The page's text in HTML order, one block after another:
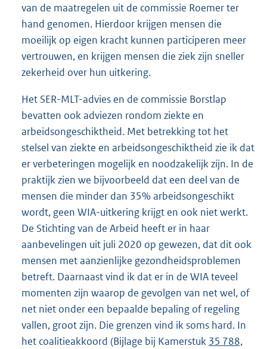
van de maatregelen uit de commissie Roemer ter
hand genomen. Hierdoor krijgen mensen die
moeilijk op eigen kracht kunnen participeren meer
vertrouwen, en krijgen mensen die ziek zijn sneller
zekerheid over hun uitkering.
Het SER-MLT-advies en de commissie Borstlap
bevatten ook adviezen rondom ziekte en
arbeidsongeschiktheid. Met betrekking tot het
stelsel van ziekte en arbeidsongeschiktheid zie ik dat
er verbeteringen mogelijk en noodzakelijk zijn. In de
praktijk zien we bijvoorbeeld dat een deel van de
mensen die minder dan 35% arbeidsongeschikt
wordt, geen WIA-uitkering krijgt en ook niet werkt.
De Stichting van de Arbeid heeft er in haar
aanbevelingen uit juli 2020 op gewezen, dat dit ook
mensen met aanzienlijke gezondheidsproblemen
betreft. Daarnaast vind ik dat er in de WIA teveel
momenten zijn waarop de gevolgen van net wel, of
net niet onder een bepaalde bepaling of regeling
vallen, groot zijn. Die grenzen vind ik soms hard. In
het coalitieakkoord (Bijlage bij Kamerstuk 35 788,